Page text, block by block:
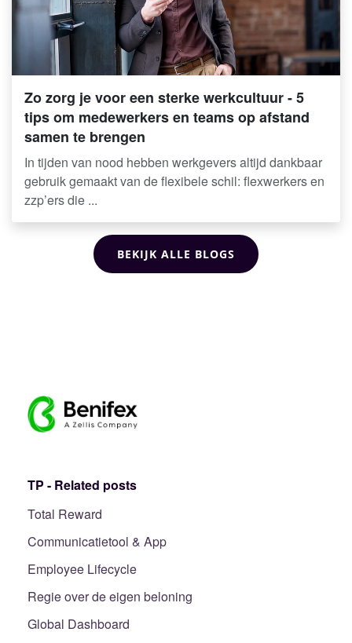
Zo zorg je voor een sterke werkcultuur - 5
tips om medewerkers en teams op afstand
samen te brengen
In tijden van nood hebben werkgevers altijd dankbaar
gebruik gemaakt van de flexibele schil: flexwerkers en
zzp’ers die ...
BEKIJK ALLE BLOGS
TP - Related posts
Total Reward
Communicatietool & App
Employee Lifecycle
Regie over de eigen beloning
Global Dashboard